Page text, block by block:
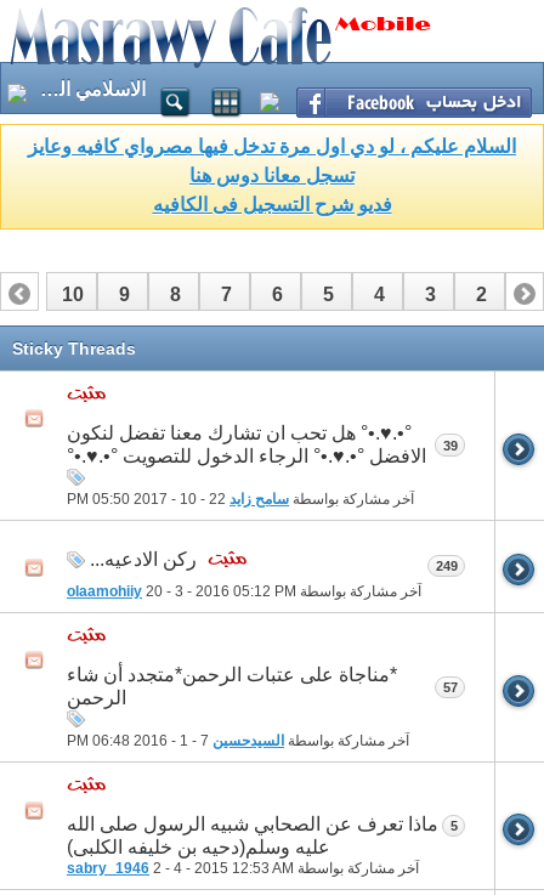
الاسلامي العام
السلام عليكم ، لو دي اول مرة تدخل فيها مصرواي كافيه وعايز
تسجل معانا دوس هنا
فديو شرح التسجيل فى الكافيه
1
2
3
4
5
6
7
8
9
10
Sticky Threads
°•.♥.•° هل تحب ان تشارك معنا تفضل لنكون
الافضل °•.♥.•° الرجاء الدخول للتصويت °•.♥.•°
آخر مشاركة بواسطة سامح زايد 05:50 PM
39
ركن الادعيه...
آخر مشاركة بواسطة olaamohiiy 20 - 3 - 2016 05:12 PM
249
*مناجاة على عتبات الرحمن*متجدد أن شاء
الرحمن
آخر مشاركة بواسطة السيدحسين 06:48 PM
57
ماذا تعرف عن الصحابي شبيه الرسول صلى الله
عليه وسلم(دحيه بن خليفه الكلبى)
آخر مشاركة بواسطة sabry_1946 2 - 4 - 2015 12:53 AM
5